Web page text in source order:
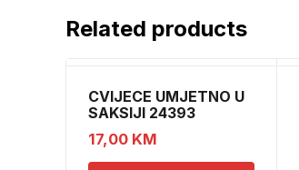
Related products
CVIJECE UMJETNO U
SAKSIJI 24393
CH52439
17,00 KM